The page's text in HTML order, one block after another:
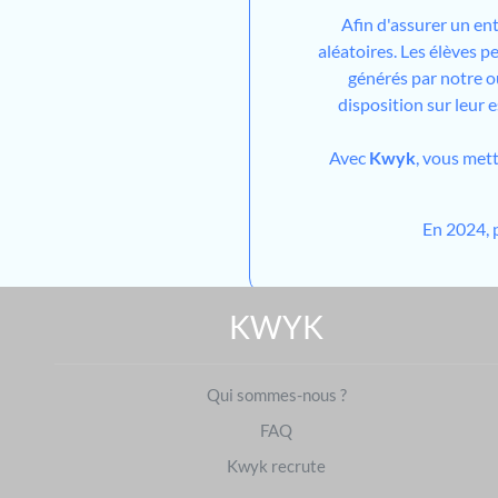
Afin d'assurer un
aléatoires. Les élèves
générés par notre
disposition sur leur
Avec Kwyk, vous
En 2024,
KWYK
Qui sommes-nous ?
FAQ
Kwyk recrute